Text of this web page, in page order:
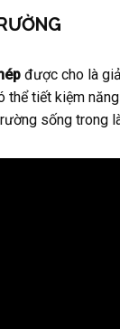
được cho là
thể tiết kiệm
sống trong